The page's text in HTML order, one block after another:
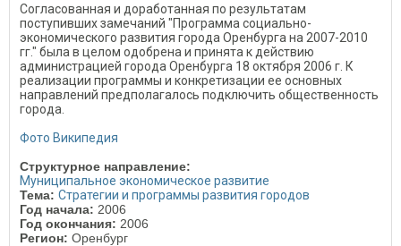
Согласованная и доработанная по результатам
поступивших замечаний "Программа социально-
экономического развития города Оренбурга на 2007-2010
гг." была в целом одобрена и принята к действию
администрацией города Оренбурга 18 октября 2006 г. К
реализации программы и конкретизации ее основных
направлений предполагалось подключить общественность
города.
Фото Википедия
Структурное направление:
Муниципальное экономическое развитие
Тема: Стратегии и программы развития городов
Год начала: 2006
Год окончания: 2006
Регион: Оренбург